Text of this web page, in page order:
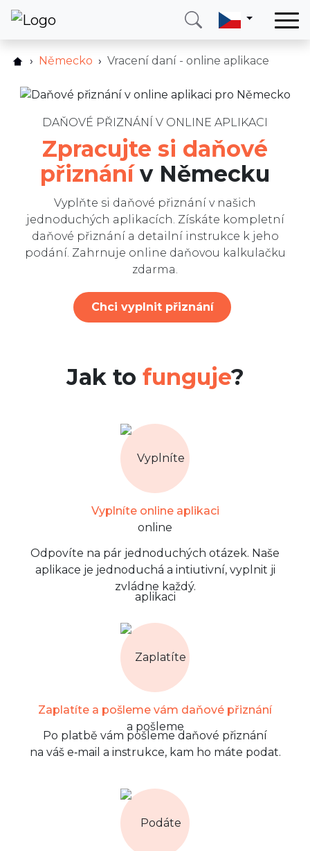
Země
Kontakt
Zavolejte mi Přihlásit se
Jak to funguje?
Ceník
Ostatní služby
Recenze
Napište nám
Německo Vracení daní - online aplikace
DAŇOVÉ PŘIZNÁNÍ V ONLINE APLIKACI
Zpracujte si daňové
přiznánív Německu
Vyplňte si daňové přiznání v našich
jednoduchých aplikacích. Získáte kompletní
daňové přiznání a detailní instrukce k jeho
podání. Zahrnuje online daňovou kalkulačku
zdarma.
Chci vyplnit přiznání
Jak to funguje?
Vyplníte online aplikaci
Odpovíte na pár jednoduchých otázek. Naše
aplikace je jednoduchá a intiutivní, vyplnit ji
zvládne každý.
Zaplatíte a pošleme vám daňové přiznání
Po platbě vám pošleme daňové přiznání
na váš e‑mail a instrukce, kam ho máte podat.